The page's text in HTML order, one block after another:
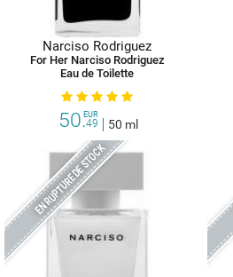
Narciso Rodriguez
For Her Narciso Rodriguez
Eau de Toilette
50.49
EUR
50 ml
EN RUPTURE DE STOCK